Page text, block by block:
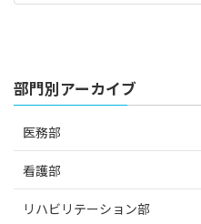
部門別アーカイブ
医務部
看護部
リハビリテーション部